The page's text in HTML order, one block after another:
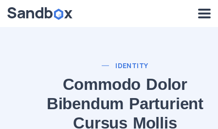
IDENTITY
Commodo Dolor
Bibendum Parturient
Cursus Mollis